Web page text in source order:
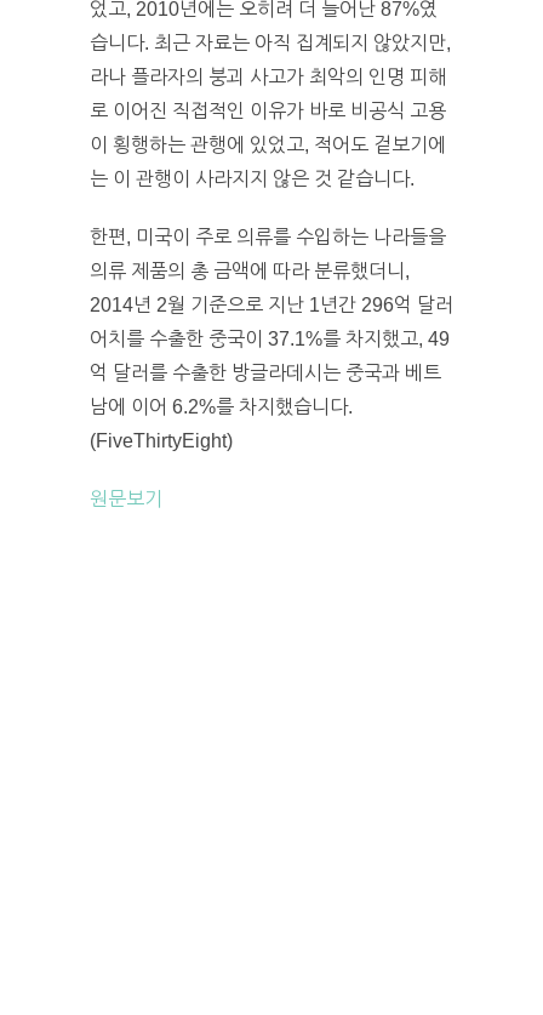
었고, 2010년에는 오히려 더 늘어난 87%였
습니다. 최근 자료는 아직 집계되지 않았지만,
라나 플라자의 붕괴 사고가 최악의 인명 피해
로 이어진 직접적인 이유가 바로 비공식 고용
이 횡행하는 관행에 있었고, 적어도 겉보기에
는 이 관행이 사라지지 않은 것 같습니다.
한편, 미국이 주로 의류를 수입하는 나라들을
의류 제품의 총 금액에 따라 분류했더니,
2014년 2월 기준으로 지난 1년간 296억 달러
어치를 수출한 중국이 37.1%를 차지했고, 49
억 달러를 수출한 방글라데시는 중국과 베트
남에 이어 6.2%를 차지했습니다.
(FiveThirtyEight)
원문보기